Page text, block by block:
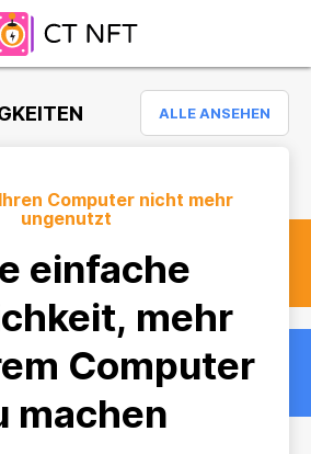
ALLE ANSEHEN
Computer nicht mehr
ungenutzt
einfache
mehr
Computer
machen